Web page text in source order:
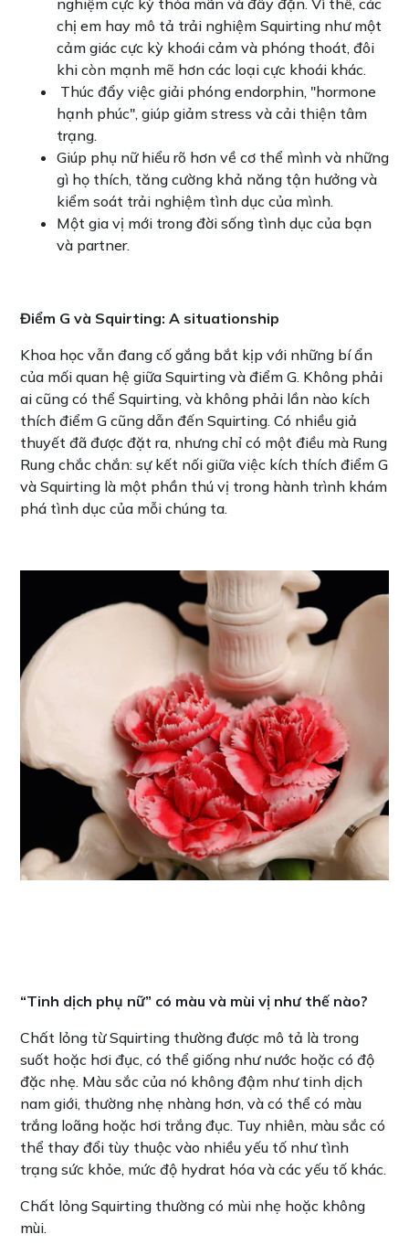
nghiệm cực kỳ thỏa mãn và đầy đặn. Vì thế, các
chị em hay mô tả trải nghiệm Squirting như một
cảm giác cực kỳ khoái cảm và phóng thoát, đôi
khi còn mạnh mẽ hơn các loại cực khoái khác.
Thúc đẩy việc giải phóng endorphin, "hormone
hạnh phúc", giúp giảm stress và cải thiện tâm
trạng.
Giúp phụ nữ hiểu rõ hơn về cơ thể mình và những
gì họ thích, tăng cường khả năng tận hưởng và
kiểm soát trải nghiệm tình dục của mình.
Một gia vị mới trong đời sống tình dục của bạn
và partner.
Điểm G và Squirting: A situationship
Khoa học vẫn đang cố gắng bắt kịp với những bí ẩn
của mối quan hệ giữa Squirting và điểm G. Không phải
ai cũng có thể Squirting, và không phải lần nào kích
thích điểm G cũng dẫn đến Squirting. Có nhiều giả
thuyết đã được đặt ra, nhưng chỉ có một điều mà Rung
Rung chắc chắn: sự kết nối giữa việc kích thích điểm G
và Squirting là một phần thú vị trong hành trình khám
phá tình dục của mỗi chúng ta.
“Tinh dịch phụ nữ” có màu và mùi vị như thế nào?
Chất lỏng từ Squirting thường được mô tả là trong
suốt hoặc hơi đục, có thể giống như nước hoặc có độ
đặc nhẹ. Màu sắc của nó không đậm như tinh dịch
nam giới, thường nhẹ nhàng hơn, và có thể có màu
trắng loãng hoặc hơi trắng đục. Tuy nhiên, màu sắc có
thể thay đổi tùy thuộc vào nhiều yếu tố như tình
trạng sức khỏe, mức độ hydrat hóa và các yếu tố khác.
Chất lỏng Squirting thường có mùi nhẹ hoặc không
mùi.